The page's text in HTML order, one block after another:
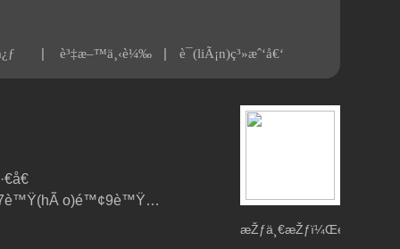
| è³‡æ–™ä¸‹è¼‰ | è¯(liÃ¡n)ç³»æˆ‘å€‘
(qÅ«)åœ°éŒ¦è·¯7è™Ÿ(hÃ o)é™¢9è™Ÿ(hÃ o)æ¨“
æŽƒä¸€æŽƒï¼Œé